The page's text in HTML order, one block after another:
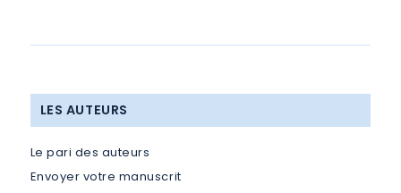
LES AUTEURS
Le pari des auteurs
Envoyer votre manuscrit